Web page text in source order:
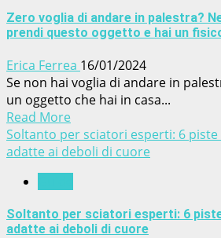
Zero voglia di andare in palestra?
prendi questo oggetto e hai un
Erica Ferrea 16/01/2024
Se non hai voglia di andare in
un oggetto che hai in casa...
Read More
Soltanto per sciatori esperti: 6
adatte ai deboli di cuore
Soltanto per sciatori esperti: 6
adatte ai deboli di cuore